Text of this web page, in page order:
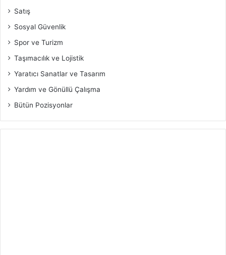
Satış
Sosyal Güvenlik
Spor ve Turizm
Taşımacılık ve Lojistik
Yaratıcı Sanatlar ve Tasarım
Yardım ve Gönüllü Çalışma
Bütün Pozisyonlar